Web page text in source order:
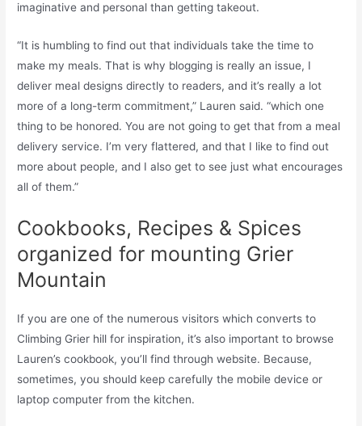
imaginative and personal than getting takeout.
“It is humbling to find out that individuals take the time to
make my meals. That is why blogging is really an issue, I
deliver meal designs directly to readers, and it’s really a lot
more of a long-term commitment,” Lauren said. “which one
thing to be honored. You are not going to get that from a meal
delivery service. I’m very flattered, and that I like to find out
more about people, and I also get to see just what encourages
all of them.”
Cookbooks, Recipes & Spices
organized for mounting Grier
Mountain
If you are one of the numerous visitors which converts to
Climbing Grier hill for inspiration, it’s also important to browse
Lauren’s cookbook, you’ll find through website. Because,
sometimes, you should keep carefully the mobile device or
laptop computer from the kitchen.